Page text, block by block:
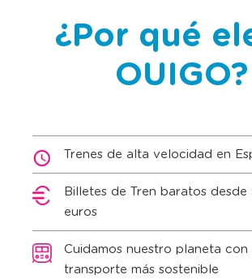
¿Por qué
OUIGO?
Trenes de alta velocidad en
Billetes de Tren baratos desde
euros
Cuidamos nuestro planeta con
transporte más sostenible